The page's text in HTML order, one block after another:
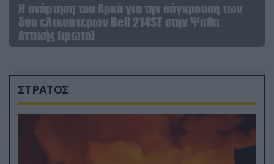
Η ανάρτηση του Αρκά για την σύγκρουση των
δύο ελικοπτέρων Bell 214ST στην Ψάθα
Αττικής (φωτο)
ΣΤΡΑΤΟΣ